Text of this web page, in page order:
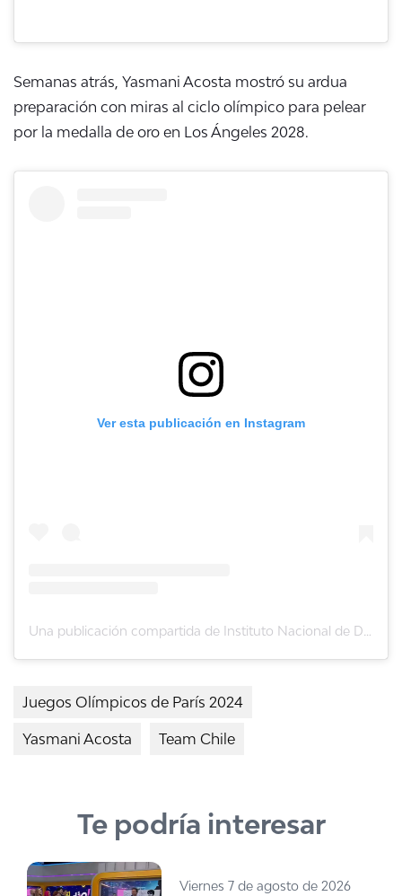
Semanas atrás, Yasmani Acosta mostró su ardua
preparación con miras al ciclo olímpico para pelear
por la medalla de oro en Los Ángeles 2028.
Ver esta publicación en Instagram
Juegos Olímpicos de París 2024
Yasmani Acosta Team Chile
Te podría interesar
Viernes 7 de agosto de 2026